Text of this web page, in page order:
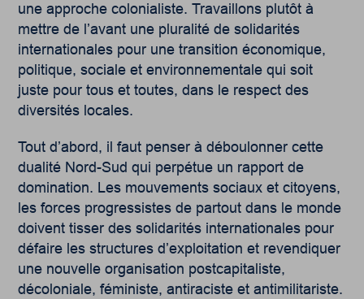
une approche colonialiste. Travaillons plutôt à
mettre de l’avant une pluralité de solidarités
internationales pour une transition économique,
politique, sociale et environnementale qui soit
juste pour tous et toutes, dans le respect des
diversités locales.
Tout d’abord, il faut penser à déboulonner cette
dualité Nord-Sud qui perpétue un rapport de
domination. Les mouvements sociaux et citoyens,
les forces progressistes de partout dans le monde
doivent tisser des solidarités internationales pour
défaire les structures d’exploitation et revendiquer
une nouvelle organisation postcapitaliste,
décoloniale, féministe, antiraciste et antimilitariste.